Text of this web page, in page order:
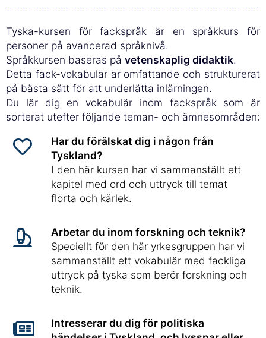
Tyska-kursen för fackspråk är en språkkurs för
personer på avancerad språknivå.
Språkkursen baseras på vetenskaplig didaktik.
Detta fack-vokabulär är omfattande och strukturerat
på bästa sätt för att underlätta inlärningen.
Du lär dig en vokabulär inom fackspråk som är
sorterat utefter följande teman- och ämnesområden:
Har du förälskat dig i någon från
Tyskland?
I den här kursen har vi sammanställt ett
kapitel med ord och uttryck till temat
flörta och kärlek.
Arbetar du inom forskning och teknik?
Speciellt för den här yrkesgruppen har vi
sammanställt ett vokabulär med fackliga
uttryck på tyska som berör forskning och
teknik.
Intresserar du dig för politiska